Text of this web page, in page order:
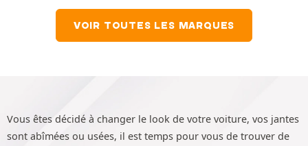
VOIR TOUTES LES MARQUES
Vous êtes décidé à changer le look de votre voiture, vos jantes
sont abîmées ou usées, il est temps pour vous de trouver de